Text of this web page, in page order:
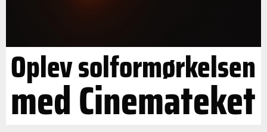
Oplev solformørkelsen
med Cinemateket